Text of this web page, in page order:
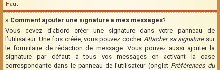
Haut
» Comment ajouter une signature à mes messages?
Vous devez d’abord créer une signature dans votre panneau de
l’utilisateur. Une fois créée, vous pouvez cocher Attacher sa signaturesur
le formulaire de rédaction de message. Vous pouvez aussi ajouter la
signature par défaut à tous vos messages en activant la case
correspondante dans le panneau de l’utilisateur (onglet Préférences du